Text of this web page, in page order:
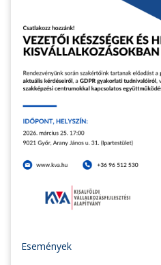
Események